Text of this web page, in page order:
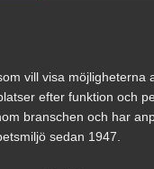
vill visa möjligheterna
efter funktion och
branschen och har
sedan 1947.